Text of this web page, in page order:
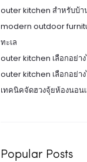
outer kitchen สำหรับบ้า
modern outdoor
ทะเล
outer kitchen เลือกอย่า
outer kitchen เลือกอย่า
เทคนิคจัดฮวงจุ้ยห้องนอ
Popular Posts